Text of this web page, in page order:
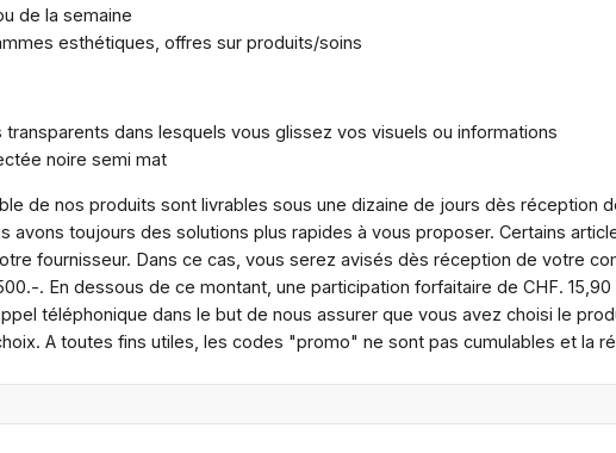
de la semaine
esthétiques, offres sur produits/soins
dans lesquels vous glissez vos visuels ou informations
noire semi mat
de nos produits sont livrables sous une dizaine de jours dès réception
avons toujours des solutions plus rapides à vous proposer. Certains
fournisseur. Dans ce cas, vous serez avisés dès réception de votre
. En dessous de ce montant, une participation forfaitaire de CHF.
téléphonique dans le but de nous assurer que vous avez choisi le
A toutes fins utiles, les codes "promo" ne sont pas cumulables et la